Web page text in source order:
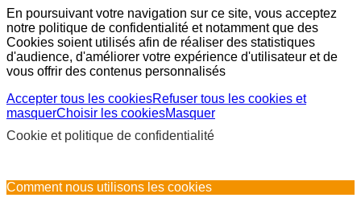
En poursuivant votre navigation sur ce site, vous acceptez
notre politique de confidentialité et notamment que des
Cookies soient utilisés afin de réaliser des statistiques
d'audience, d'améliorer votre expérience d'utilisateur et de
vous offrir des contenus personnalisés
Accepter tous les cookiesRefuser tous les cookies et
masquerChoisir les cookiesMasquer
Cookie et politique de confidentialité
Comment nous utilisons les cookies